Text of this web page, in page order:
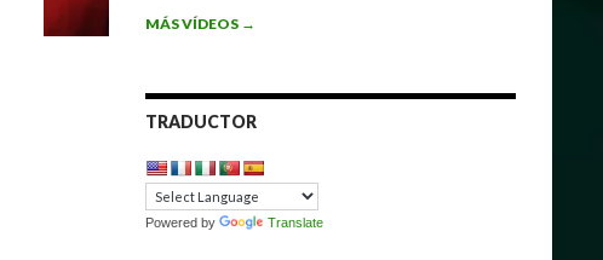
MÁS VÍDEOS →
TRADUCTOR
Powered by Translate